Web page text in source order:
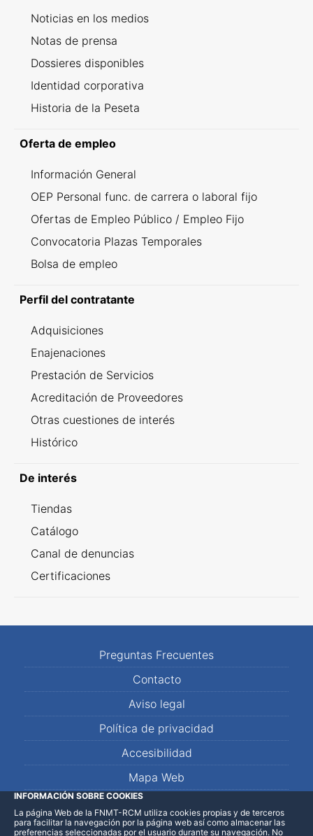
Noticias en los medios
Notas de prensa
Dossieres disponibles
Identidad corporativa
Historia de la Peseta
Oferta de empleo
Información General
OEP Personal func. de carrera o laboral fijo
Ofertas de Empleo Público / Empleo Fijo
Convocatoria Plazas Temporales
Bolsa de empleo
Perfil del contratante
Adquisiciones
Enajenaciones
Prestación de Servicios
Acreditación de Proveedores
Otras cuestiones de interés
Histórico
De interés
Tiendas
Catálogo
Canal de denuncias
Certificaciones
Preguntas Frecuentes
Contacto
Aviso legal
Política de privacidad
Accesibilidad
Mapa Web
LinkedInFacebookWhatsApp
INFORMACIÓN SOBRE COOKIES
La página Web de la FNMT-RCM utiliza cookies propias y de terceros
para facilitar la navegación por la página web así como almacenar las
preferencias seleccionadas por el usuario durante su navegación. No